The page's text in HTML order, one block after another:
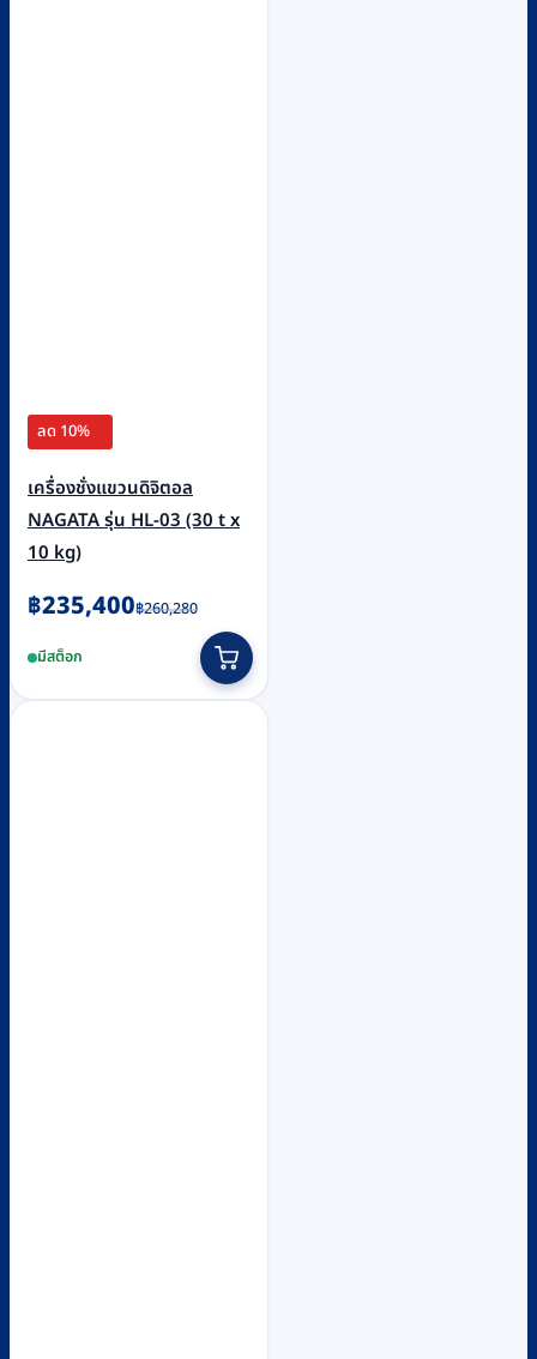
ลด 10%
เครื่องชั่งแขวนดิจิตอล
NAGATA รุ่น HL-03 (30 t x
10 kg)
฿260,280
Original
was:
฿260,280.
฿235,400
Current
is:
฿235,400.
มีสต็อก